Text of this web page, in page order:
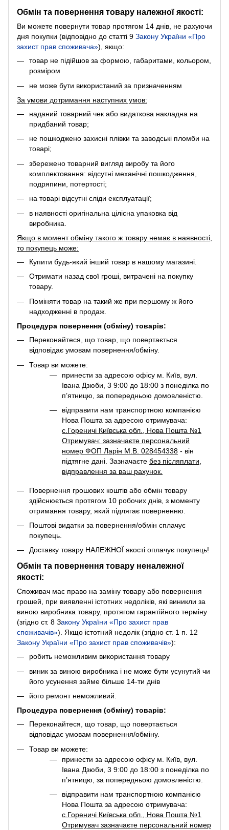
Обмін та повернення товару належної якості:
Ви можете повернути товар протягом 14 днів, не рахуючи
дня покупки (відповідно до статті 9 Закону України «Про
захист прав споживача»), якщо:
товар не підійшов за формою, габаритами, кольором,
розміром
не може бути використаний за призначенням
За умови дотримання наступних умов:
наданий товарний чек або видаткова накладна на
придбаний товар;
не пошкоджено захисні плівки та заводські пломби на
товарі;
збережено товарний вигляд виробу та його
комплектовання: відсутні механічні пошкодження,
подряпини, потертості;
на товарі відсутні сліди експлуатації;
в наявності оригінальна цілісна упаковка від
виробника.
Якщо в момент обміну такого ж товару немає в наявності,
то покупець може:
Купити будь-який інший товар в нашому магазині.
Отримати назад свої гроші, витрачені на покупку
товару.
Поміняти товар на такий же при першому ж його
надходженні в продаж.
Процедура повернення (обміну) товарів:
Переконайтеся, що товар, що повертається
відповідає умовам повернення/обміну.
Товар ви можете:
принести за адресою офісу м. Київ, вул.
Івана Дзюби, 3 9:00 до 18:00 з понеділка по
п’ятницю, за попередньою домовленістю.
відправити нам транспортною компанією
Нова Пошта за адресою отримувача:
с.Гореничі Київська обл., Нова Пошта №1
Отримувач: зазначаєте персональний
номер ФОП Ларін М.В. 028454338 - він
підтягне дані. Зазначаєте без післяплати
відправлення за ваш рахунок.
Повернення грошових коштів або обмін товару
здійснюється протягом 10 робочих днів, з моменту
отримання товару, який підлягає поверненню.
Поштові видатки за повернення/обмін сплачує
покупець.
Доставку товару НАЛЕЖНОЇ якості оплачує покупець!
Обмін та повернення товару неналежної
якості:
Споживач має право на заміну товару або повернення
грошей, при виявленні істотних недоліків, які виникли за
виною виробника товару, протягом гарантійного терміну
(згідно ст. 8 Закону України «Про захист прав
споживачів»). Якщо істотний недолік (згідно ст. 1 п. 12
Закону України «Про захист прав споживачів»):
робить неможливим використання товару
виник за виною виробника і не може бути усунутий чи
його усунення займе більше 14-ти днів
його ремонт неможливий.
Процедура повернення (обміну) товарів:
Переконайтеся, що товар, що повертається
відповідає умовам повернення/обміну.
Товар ви можете:
принести за адресою офісу м. Київ, вул.
Івана Дзюби, 3 9:00 до 18:00 з понеділка по
п’ятницю, за попередньою домовленістю.
відправити нам транспортною компанією
Нова Пошта за адресою отримувача:
с.Гореничі Київська обл., Нова Пошта №1
Отримувач зазначаєте персональний номер